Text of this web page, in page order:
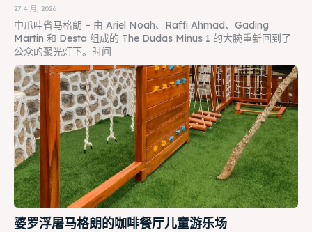
27 4 月, 2026
中爪哇省马格朗 – 由 Ariel Noah、Raffi Ahmad、Gading
Martin 和 Desta 组成的 The Dudas Minus 1 的大腕重新回到了
公众的聚光灯下。时间
婆罗浮屠马格朗的咖啡餐厅儿童游乐场